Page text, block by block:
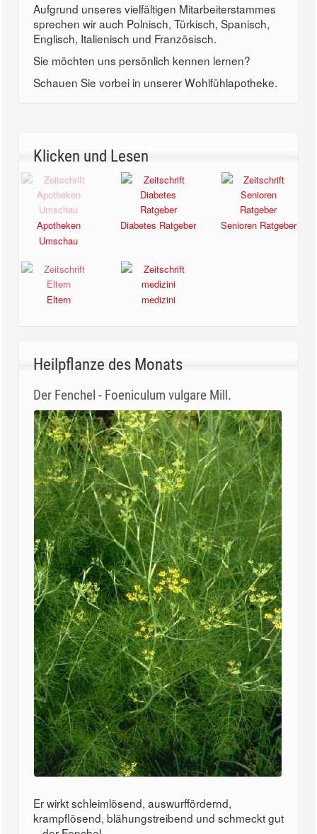
Aufgrund unseres vielfältigen Mitarbeiterstammes
sprechen wir auch Polnisch, Türkisch, Spanisch,
Englisch, Italienisch und Französisch.
Sie möchten uns persönlich kennen lernen?
Schauen Sie vorbei in unserer Wohlfühlapotheke.
Klicken und Lesen
Apotheken
Umschau
Diabetes Ratgeber Senioren Ratgeber
Eltern medizini
Heilpflanze des Monats
Der Fenchel - Foeniculum vulgare Mill.
Er wirkt schleimlösend, auswurffördernd,
krampflösend, blähungstreibend und schmeckt gut